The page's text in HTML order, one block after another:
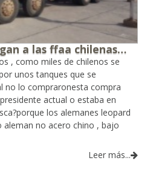
a las ffaa chilenas…
, como miles de chilenos se
unos tanques que se
no lo compraronesta compra
actual o estaba en
los alemanes leopard
aleman no acero chino , bajo
Leer más...